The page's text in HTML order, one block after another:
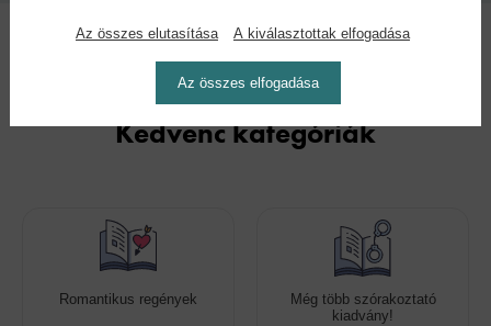
Kedvenc kategóriák
Romantikus regények
Még több szórakoztató
kiadvány!
Az összes elutasítása A kiválasztottak elfogadása
Az összes elfogadása